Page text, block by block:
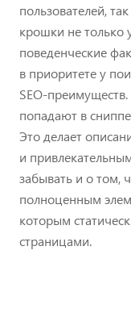
пользователей,
крошки не только
поведенческие
в приоритете у
SEO-
попадают в
Это делает
и
забывать и о том,
полноценным
которым
страницами.